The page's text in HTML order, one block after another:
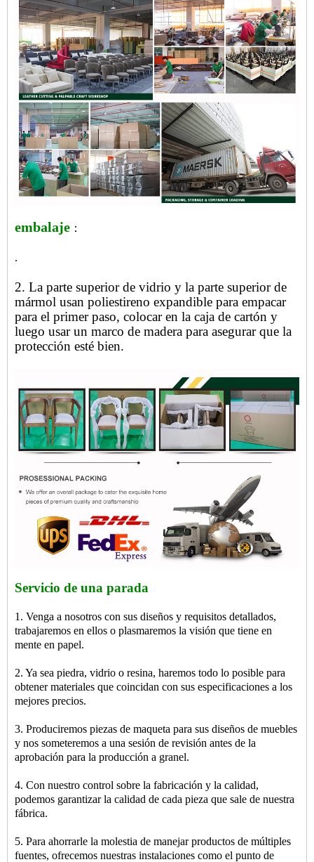
embalaje ：
.
2. La parte superior de vidrio y la parte superior de
mármol usan poliestireno expandible para empacar
para el primer paso, colocar en la caja de cartón y
luego usar un marco de madera para asegurar que la
protección esté bien.
Servicio de una parada
1. Venga a nosotros con sus diseños y requisitos detallados,
trabajaremos en ellos o plasmaremos la visión que tiene en
mente en papel.
2. Ya sea piedra, vidrio o resina, haremos todo lo posible para
obtener materiales que coincidan con sus especificaciones a los
mejores precios.
3. Produciremos piezas de maqueta para sus diseños de muebles
y nos someteremos a una sesión de revisión antes de la
aprobación para la producción a granel.
4. Con nuestro control sobre la fabricación y la calidad,
podemos garantizar la calidad de cada pieza que sale de nuestra
fábrica.
5. Para ahorrarle la molestia de manejar productos de múltiples
fuentes, ofrecemos nuestras instalaciones como el punto de